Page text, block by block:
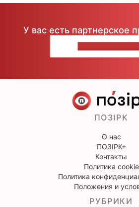
У вас есть партнерское
ПОЗІРК
О нас
ПОЗІРК+
Контакты
Политика cookie
Политика
Положения и
РУБРИКИ